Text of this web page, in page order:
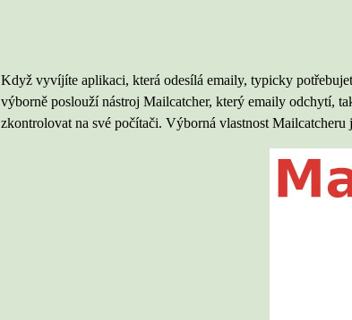
Když vyvíjíte aplikaci, která odesílá emaily, typicky
výborně poslouží nástroj Mailcatcher, který emaily odchytí,
zkontrolovat na své počítači. Výborná vlastnost Mailcatcheru